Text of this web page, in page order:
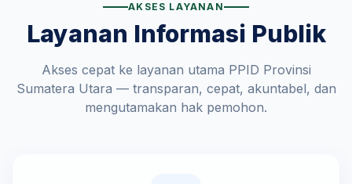
AKSES LAYANAN
Layanan Informasi Publik
Akses cepat ke layanan utama PPID Provinsi
Sumatera Utara — transparan, cepat, akuntabel, dan
mengutamakan hak pemohon.